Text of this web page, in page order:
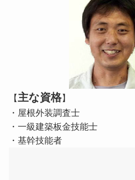
【 主な資格】
・屋根外装調査士
・一級建築板金技能士
・基幹技能者